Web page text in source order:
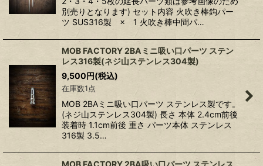
別売りとなります) セット内容 火吹き棒鈎パー
ツ SUS316製 × 1 火吹き棒中間パ…
MOB FACTORY 2BAミニ吸い口パーツ ステン
レス316製(ネジ山ステンレス304製)
9,500円(税込)
在庫数1点
MOB 2BAミニ吸い口パーツ ステンレス製です。
(ネジ山ステンレス304製) 長さ 本体 2.4cm前後
装着時 1.1cm前後 重さ パーツ本体 ステンレス
316製 3.5…